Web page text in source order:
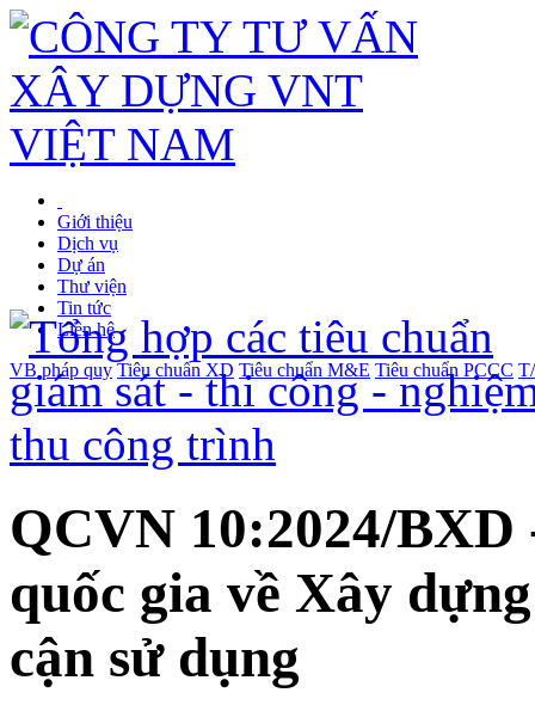
Giới thiệu
Dịch vụ
Dự án
Thư viện
Tin tức
Liên hệ
VB pháp quy Tiêu chuẩn XD Tiêu chuẩn M&E Tiêu chuẩn PCCC
QCVN 10:2024/
quốc gia về Xây
cận sử dụng